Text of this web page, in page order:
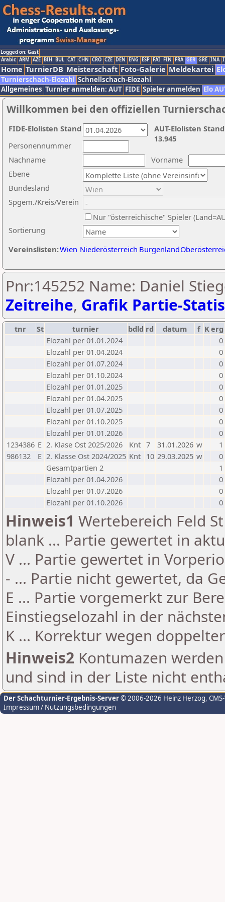
Logged on: Gast
Arabic ARM AZE BIH BUL CAT CHN CRO CZE DEN ENG ESP FAI FIN FRA GER GRE INA
Home TurnierDB Meisterschaft Foto-Galerie Meldekartei
Turnierschach-Elozahl Schnellschach-Elozahl
Allgemeines Turnier anmelden: AUT FIDE Spieler anmelden Elo
Willkommen bei den offiziellen
Nachname
Vorname
Ebene
Sortierung
Personennummer
Bundesland
Spgem./Kreis/Verein
Nur "österreichische" Spieler
Vereinslisten:Wien Niederösterreich Burgenland
AUT-Elolisten
13.945
FIDE-Elolisten Stand
Pnr:145252 Name: Daniel
Zeitreihe, Grafik Partie-
tnr St turnier bdld rd datum f Kerg
Elozahl per 01.01.2024
0
Elozahl per 01.04.2024
0
Elozahl per 01.07.2024
0
Elozahl per 01.10.2024
0
Elozahl per 01.01.2025
0
Elozahl per 01.04.2025
0
Elozahl per 01.07.2025
0
Elozahl per 01.10.2025
0
Elozahl per 01.01.2026
0
1234386 E 2. Klase Ost 2025/2026 Knt 7 31.01.2026 w
1
986132
E 2. Klasse Ost 2024/2025 Knt 10 29.03.2025 w
0
Gesamtpartien 2
1
Elozahl per 01.04.2026
0
Elozahl per 01.07.2026
0
Elozahl per 01.10.2026
0
Hinweis1 Wertebereich Feld
blank ... Partie gewertet in
V ... Partie gewertet in
- ... Partie nicht gewertet, da
E ... Partie vorgemerkt zur
Einstiegselozahl in der
K ... Korrektur wegen
Hinweis2 Kontumazen
und sind in der Liste nicht
Der Schachturnier-Ergebnis-Server© 2006-2026 Heinz Herzog,
Impressum / Nutzungsbedingungen